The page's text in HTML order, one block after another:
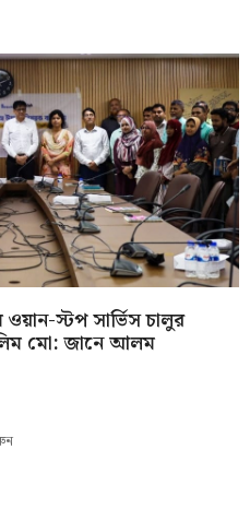
ওয়ান-স্টপ সার্ভিস চালুর
মো: জানে আলম